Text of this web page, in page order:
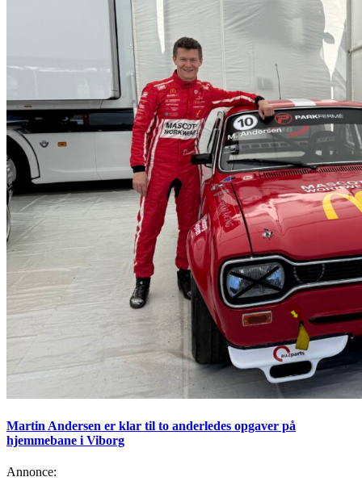
Martin Andersen er klar til to anderledes opgaver på
hjemmebane i Viborg
Annonce: